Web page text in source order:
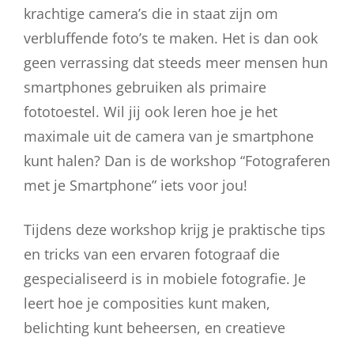
krachtige camera’s die in staat zijn om
verbluffende foto’s te maken. Het is dan ook
geen verrassing dat steeds meer mensen hun
smartphones gebruiken als primaire
fototoestel. Wil jij ook leren hoe je het
maximale uit de camera van je smartphone
kunt halen? Dan is de workshop “Fotograferen
met je Smartphone” iets voor jou!
Tijdens deze workshop krijg je praktische tips
en tricks van een ervaren fotograaf die
gespecialiseerd is in mobiele fotografie. Je
leert hoe je composities kunt maken,
belichting kunt beheersen, en creatieve